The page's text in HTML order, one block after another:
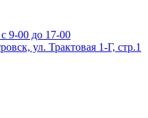
9-00 до 17-00
ул. Трактовая 1-Г, стр.1